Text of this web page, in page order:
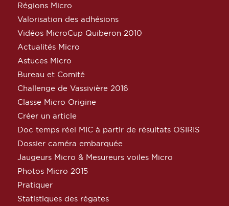
Régions Micro
Valorisation des adhésions
Vidéos MicroCup Quiberon 2010
Actualités Micro
Astuces Micro
Bureau et Comité
Challenge de Vassivière 2016
Classe Micro Origine
Créer un article
Doc temps réel MIC à partir de résultats OSIRIS
Dossier caméra embarquée
Jaugeurs Micro & Mesureurs voiles Micro
Photos Micro 2015
Pratiquer
Statistiques des régates